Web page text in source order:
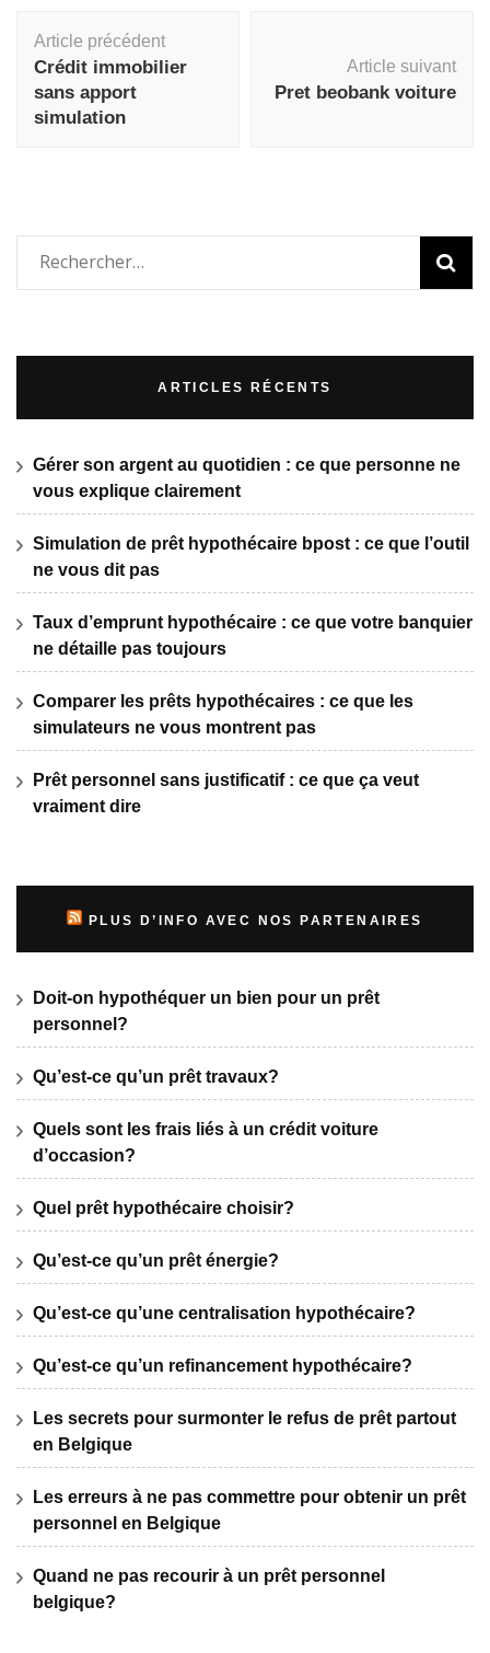
d'article
Article précédent
Crédit immobilier
sans apport
simulation
Article suivant
Pret beobank voiture
Rechercher :
ARTICLES RÉCENTS
Gérer son argent au quotidien : ce que personne ne
vous explique clairement
Simulation de prêt hypothécaire bpost : ce que l’outil
ne vous dit pas
Taux d’emprunt hypothécaire : ce que votre banquier
ne détaille pas toujours
Comparer les prêts hypothécaires : ce que les
simulateurs ne vous montrent pas
Prêt personnel sans justificatif : ce que ça veut
vraiment dire
PLUS D’INFO AVEC NOS PARTENAIRES
Doit-on hypothéquer un bien pour un prêt
personnel?
Qu’est-ce qu’un prêt travaux?
Quels sont les frais liés à un crédit voiture
d’occasion?
Quel prêt hypothécaire choisir?
Qu’est-ce qu’un prêt énergie?
Qu’est-ce qu’une centralisation hypothécaire?
Qu’est-ce qu’un refinancement hypothécaire?
Les secrets pour surmonter le refus de prêt partout
en Belgique
Les erreurs à ne pas commettre pour obtenir un prêt
personnel en Belgique
Quand ne pas recourir à un prêt personnel
belgique?